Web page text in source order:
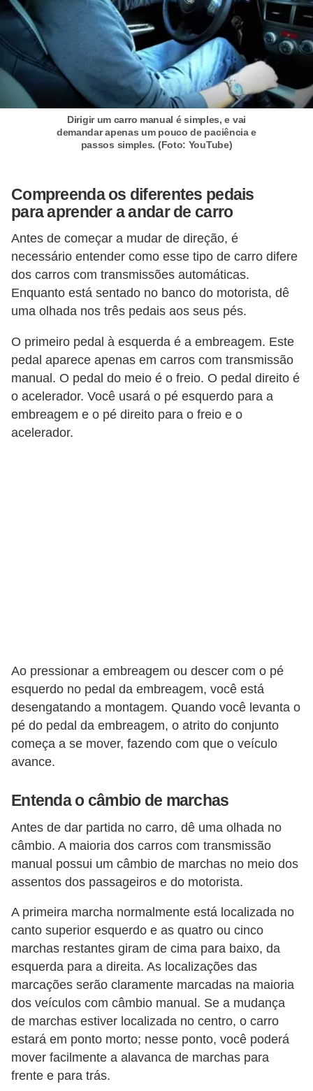
Dirigir um carro manual é simples, e vai
demandar apenas um pouco de paciência e
passos simples. (Foto: YouTube)
Compreenda os diferentes pedais
para aprender a andar de carro
Antes de começar a mudar de direção, é
necessário entender como esse tipo de carro difere
dos carros com transmissões automáticas.
Enquanto está sentado no banco do motorista, dê
uma olhada nos três pedais aos seus pés.
O primeiro pedal à esquerda é a embreagem. Este
pedal aparece apenas em carros com transmissão
manual. O pedal do meio é o freio. O pedal direito é
o acelerador. Você usará o pé esquerdo para a
embreagem e o pé direito para o freio e o
acelerador.
Ao pressionar a embreagem ou descer com o pé
esquerdo no pedal da embreagem, você está
desengatando a montagem. Quando você levanta o
pé do pedal da embreagem, o atrito do conjunto
começa a se mover, fazendo com que o veículo
avance.
Entenda o câmbio de marchas
Antes de dar partida no carro, dê uma olhada no
câmbio. A maioria dos carros com transmissão
manual possui um câmbio de marchas no meio dos
assentos dos passageiros e do motorista.
A primeira marcha normalmente está localizada no
canto superior esquerdo e as quatro ou cinco
marchas restantes giram de cima para baixo, da
esquerda para a direita. As localizações das
marcações serão claramente marcadas na maioria
dos veículos com câmbio manual. Se a mudança
de marchas estiver localizada no centro, o carro
estará em ponto morto; nesse ponto, você poderá
mover facilmente a alavanca de marchas para
frente e para trás.
v
e
í
u
M
o
o
s
e
s
o
o
t
e
r
o
b
r
e
o
r
â
n
s
i
t
o
S
e
g
u
r
o
a